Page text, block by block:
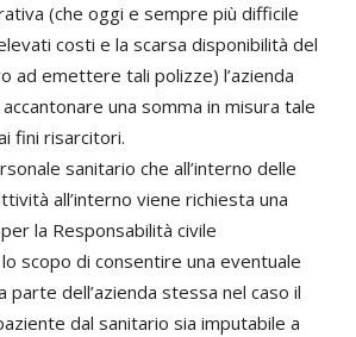
(che oggi e sempre più difficile
costi e la scarsa disponibilità del
ad emettere tali polizze) l’azienda
una somma in misura tale
fini risarcitori.
sanitario che all’interno delle
all’interno viene richiesta una
la Responsabilità civile
scopo di consentire una eventuale
parte dell’azienda stessa nel caso il
dal sanitario sia imputabile a